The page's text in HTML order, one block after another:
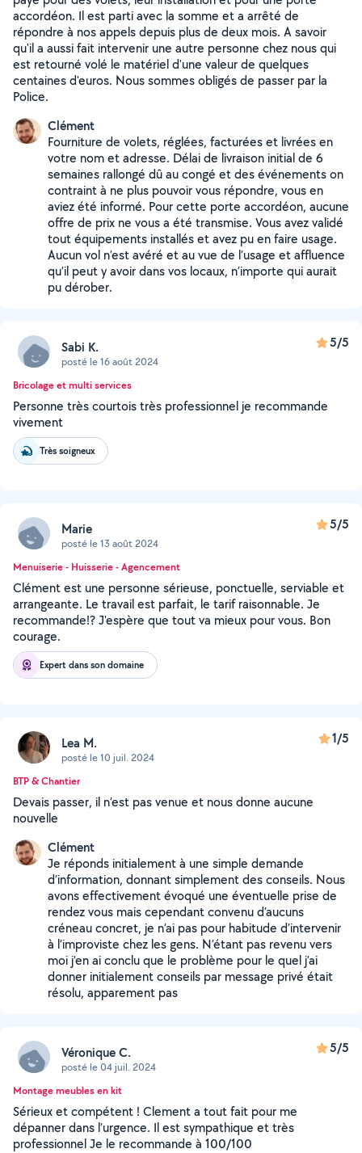
accordéon. Il est parti avec la somme et a arrêté de
répondre à nos appels depuis plus de deux mois. A savoir
qu'il a aussi fait intervenir une autre personne chez nous qui
est retourné volé le matériel d'une valeur de quelques
centaines d'euros. Nous sommes obligés de passer par la
Police.
Clément
Fourniture de volets, réglées, facturées et livrées en
votre nom et adresse. Délai de livraison initial de 6
semaines rallongé dû au congé et des événements on
contraint à ne plus pouvoir vous répondre, vous en
aviez été informé. Pour cette porte accordéon, aucune
offre de prix ne vous a été transmise. Vous avez validé
tout équipements installés et avez pu en faire usage.
Aucun vol n’est avéré et au vue de l’usage et affluence
qu’il peut y avoir dans vos locaux, n’importe qui aurait
pu dérober.
Sabi K.
posté le 16 août 2024
5/5
Bricolage et multi services
Personne très courtois très professionnel je recommande
vivement
Très soigneux
Marie
posté le 13 août 2024
5/5
Menuiserie - Huisserie - Agencement
Clément est une personne sérieuse, ponctuelle, serviable et
arrangeante. Le travail est parfait, le tarif raisonnable. Je
recommande!? J'espère que tout va mieux pour vous. Bon
courage.
Expert dans son domaine
Lea M.
posté le 10 juil. 2024
1/5
BTP & Chantier
Devais passer, il n’est pas venue et nous donne aucune
nouvelle
Clément
Je réponds initialement à une simple demande
d’information, donnant simplement des conseils. Nous
avons effectivement évoqué une éventuelle prise de
rendez vous mais cependant convenu d’aucuns
créneau concret, je n’ai pas pour habitude d’intervenir
à l’improviste chez les gens. N’étant pas revenu vers
moi j’en ai conclu que le problème pour le quel j’ai
donner initialement conseils par message privé était
résolu, apparement pas
Véronique C.
posté le 04 juil. 2024
5/5
Montage meubles en kit
Sérieux et compétent ! Clement a tout fait pour me
dépanner dans l’urgence. Il est sympathique et très
professionnel Je le recommande à 100/100